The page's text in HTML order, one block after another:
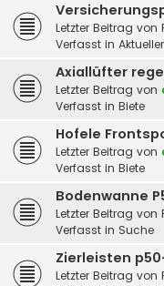
Letzter Beitrag von
Verfasst in
Axiallüfter
Letzter Beitrag von
Verfasst in Biete
Hofele
Letzter Beitrag von
Verfasst in Biete
Bodenwanne
Letzter Beitrag von
Verfasst in Suche
Zierleisten
Letzter Beitrag von